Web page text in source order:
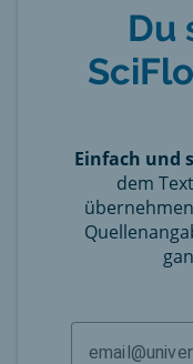
Du
Einfach und
dem